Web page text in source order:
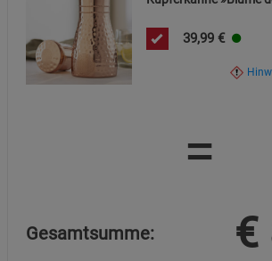
39,99 €
=
Gesamtsumme: €
Beschreibung Marketing Cookies
Cookie-Informationen anzeigen